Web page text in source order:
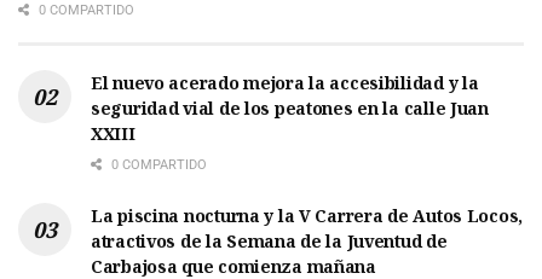
0 COMPARTIDO
El nuevo acerado mejora la accesibilidad y la
seguridad vial de los peatones en la calle Juan
XXIII
0 COMPARTIDO
La piscina nocturna y la V Carrera de Autos Locos,
atractivos de la Semana de la Juventud de
Carbajosa que comienza mañana